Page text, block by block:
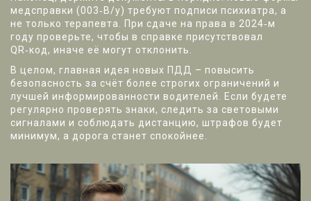
медсправки (003‑В/у) требуют подписи психиатра, а
не только терапевта. При сдаче на права в 2024‑м
году проверьте, чтобы в справке присутствовал
QR‑код, иначе её могут отклонить.
В целом, главная идея новых ПДД – повысить
безопасность за счёт более строгих ограничений и
лучшей информированности водителей. Если будете
регулярно проверять знаки, следить за световыми
сигналами и соблюдать дистанцию, штрафов будет
минимум, а дорога станет спокойнее.